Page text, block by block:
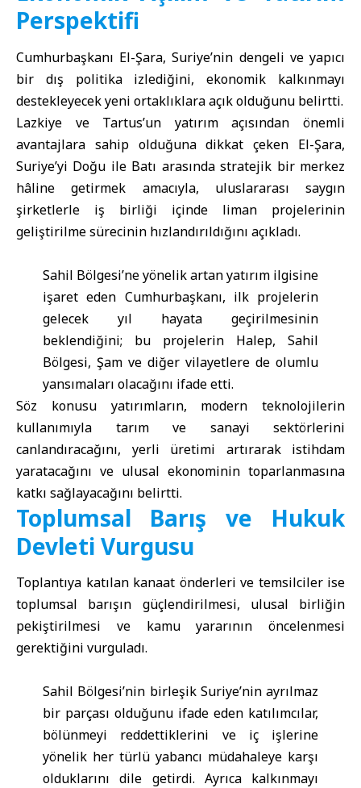
Perspektifi
Cumhurbaşkanı El-Şara, Suriye’nin dengeli ve yapıcı
bir dış politika izlediğini, ekonomik kalkınmayı
destekleyecek yeni ortaklıklara açık olduğunu belirtti.
Lazkiye ve Tartus’un yatırım açısından önemli
avantajlara sahip olduğuna dikkat çeken El-Şara,
Suriye’yi Doğu ile Batı arasında stratejik bir merkez
hâline getirmek amacıyla, uluslararası saygın
şirketlerle iş birliği içinde liman projelerinin
geliştirilme sürecinin hızlandırıldığını açıkladı.
Sahil Bölgesi’ne yönelik artan yatırım ilgisine
işaret eden Cumhurbaşkanı, ilk projelerin
gelecek yıl hayata geçirilmesinin
beklendiğini; bu projelerin Halep, Sahil
Bölgesi, Şam ve diğer vilayetlere de olumlu
yansımaları olacağını ifade etti.
Söz konusu yatırımların, modern teknolojilerin
kullanımıyla tarım ve sanayi sektörlerini
canlandıracağını, yerli üretimi artırarak istihdam
yaratacağını ve ulusal ekonominin toparlanmasına
katkı sağlayacağını belirtti.
Toplumsal Barış ve Hukuk
Devleti Vurgusu
Toplantıya katılan kanaat önderleri ve temsilciler ise
toplumsal barışın güçlendirilmesi, ulusal birliğin
pekiştirilmesi ve kamu yararının öncelenmesi
gerektiğini vurguladı.
Sahil Bölgesi’nin birleşik Suriye’nin ayrılmaz
bir parçası olduğunu ifade eden katılımcılar,
bölünmeyi reddettiklerini ve iç işlerine
yönelik her türlü yabancı müdahaleye karşı
olduklarını dile getirdi. Ayrıca kalkınmayı